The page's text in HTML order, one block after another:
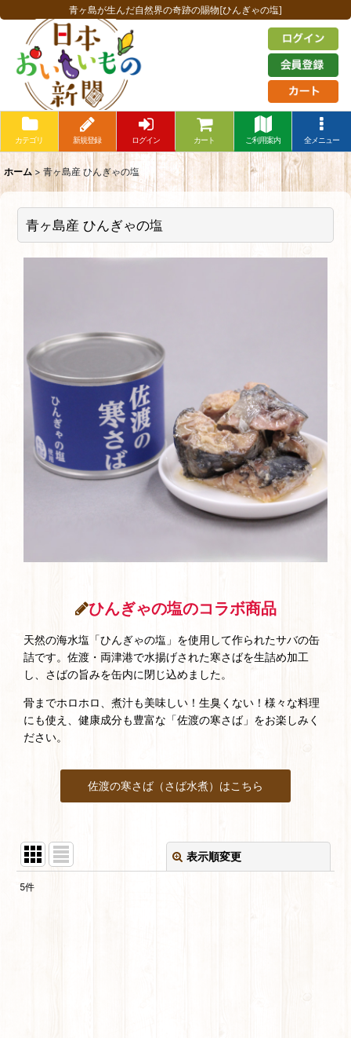
青ヶ島が生んだ自然界の奇跡の賜物[ひんぎゃの塩]
カテゴリ 新規登録 ログイン カート ご利用案内 全メニュー
ホーム > 青ヶ島産 ひんぎゃの塩
青ヶ島産 ひんぎゃの塩
ひんぎゃの塩のコラボ商品
天然の海水塩「ひんぎゃの塩」を使用して作られたサバの缶
詰です。佐渡・両津港で水揚げされた寒さばを生詰め加工
し、さばの旨みを缶内に閉じ込めました。
骨までホロホロ、煮汁も美味しい！生臭くない！様々な料理
にも使え、健康成分も豊富な「佐渡の寒さば」をお楽しみく
ださい。
佐渡の寒さば（さば水煮）はこちら
表示順変更
5件